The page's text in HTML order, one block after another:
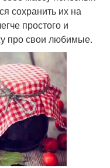
сохранить их на
простого и
про свои любимые.